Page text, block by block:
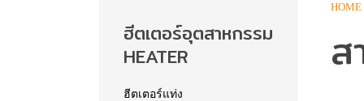
HOME
ส
ฮีตเตอร์อุตสาหกรรม
HEATER
ฮีตเตอร์แท่ง